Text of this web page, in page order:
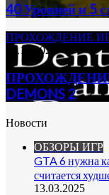
40 Уровней и 5
ПРОХОЖДЕНИЕ
18.12.2021
ПРОХОЖДЕНИЕ
DEMONS 2
Новости
ОБЗОРЫ ИГР
GTA 6 нужна
считается
13.03.2025